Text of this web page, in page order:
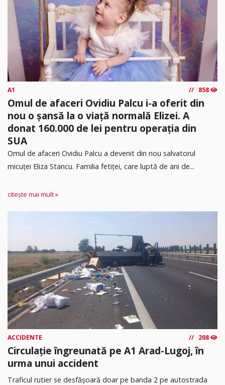
A1 858
Omul de afaceri Ovidiu Palcu i-a oferit din
nou o șansă la o viață normală Elizei. A
donat 160.000 de lei pentru operația din
SUA
Omul de afaceri Ovidiu Palcu a devenit din nou salvatorul
micuței Eliza Stancu. Familia fetiței, care luptă de ani de...
citește mai mult »
ACCIDENTE 208
Circulație îngreunată pe A1 Arad-Lugoj, în
urma unui accident
Traficul rutier se desfășoară doar pe banda 2 pe autostrada